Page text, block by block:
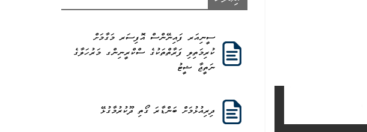
ސީނިއަރ ފައިނޭންސް އޮފިސަރ މަގާމަށް
ކުރިމަތިލި ފަރާތްތަކުގެ ސްކްރީނިންގ މަރުހަލާގެ
ނަތީޖާ ޝީޓު
ދިރިއުޅުމަށް ބަންޑާރަ ގޯތި ދޫކުރުމާގުޅޭ